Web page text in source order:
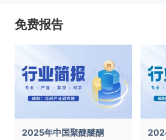
免费报告
2025年中国聚醚醚酮